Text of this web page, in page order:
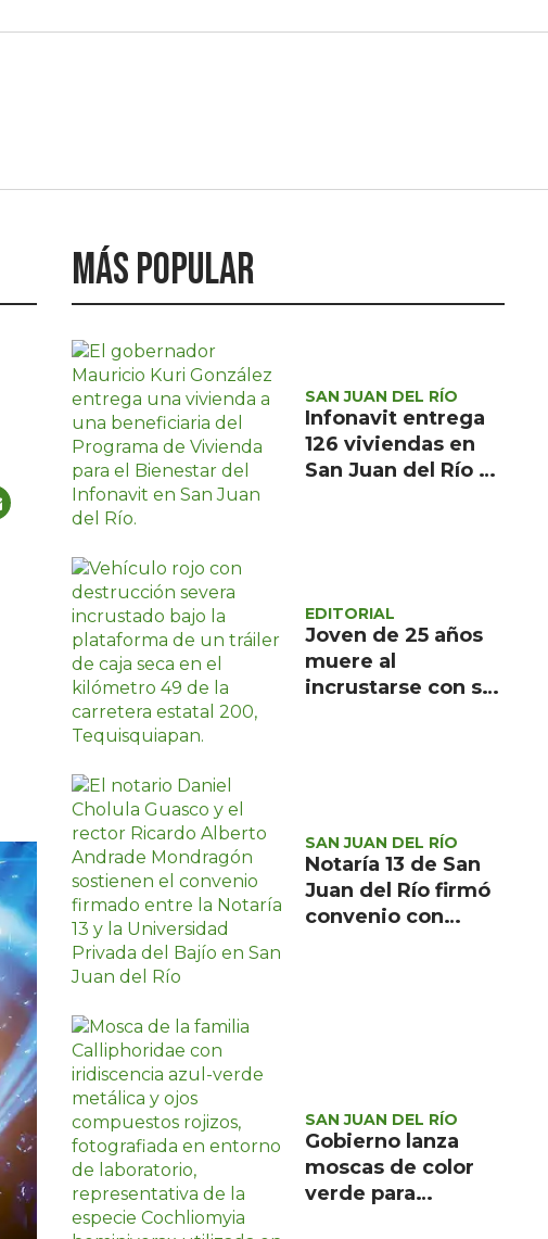
Más popular
SAN JUAN DEL RÍO
Infonavit entrega
126 viviendas en
San Juan del Río a
EDITORIAL
Joven de 25 años
muere al
incrustarse con su
SAN JUAN DEL RÍO
Notaría 13 de San
Juan del Río firmó
convenio con
SAN JUAN DEL RÍO
Gobierno lanza
moscas de color
verde para